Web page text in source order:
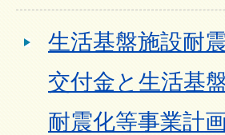
生活基盤施設耐
交付金と生活基
耐震化等事業計